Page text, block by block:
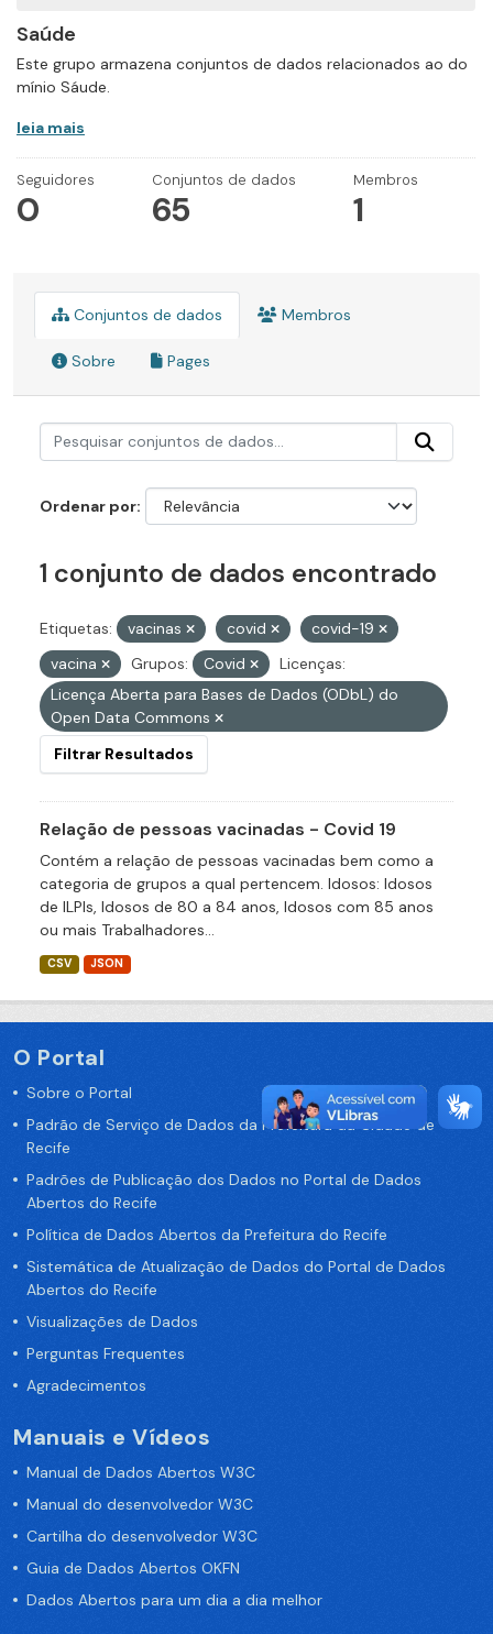
Saúde
Este grupo armazena conjuntos de dados relacionados ao do
mínio Sáude.
leia mais
Seguidores
0
Conjuntos de dados
65
Membros
1
Conjuntos de dados Membros
Sobre Pages
Ordenar por
1 conjunto de dados encontrado
Etiquetas: vacinas covid
covid-19
vacina
Grupos: Covid
Licenças:
Licença Aberta para Bases de Dados (ODbL) do
Open Data Commons
Filtrar Resultados
Relação de pessoas vacinadas - Covid 19
Contém a relação de pessoas vacinadas bem como a
categoria de grupos a qual pertencem. Idosos: Idosos
de ILPIs, Idosos de 80 a 84 anos, Idosos com 85 anos
ou mais Trabalhadores...
CSV JSON
O Portal
Sobre o Portal
Padrão de Serviço de Dados da Prefeitura da Cidade de
Recife
Padrões de Publicação dos Dados no Portal de Dados
Abertos do Recife
Política de Dados Abertos da Prefeitura do Recife
Sistemática de Atualização de Dados do Portal de Dados
Abertos do Recife
Visualizações de Dados
Perguntas Frequentes
Agradecimentos
Manuais e Vídeos
Manual de Dados Abertos W3C
Manual do desenvolvedor W3C
Cartilha do desenvolvedor W3C
Guia de Dados Abertos OKFN
Dados Abertos para um dia a dia melhor